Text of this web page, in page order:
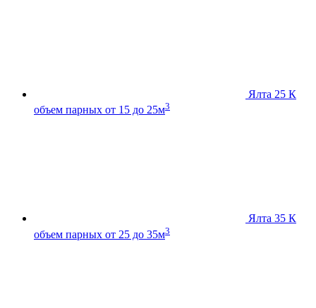
Ялта 25 К
объем парных от 15 до 25м3
Ялта 35 К
объем парных от 25 до 35м3